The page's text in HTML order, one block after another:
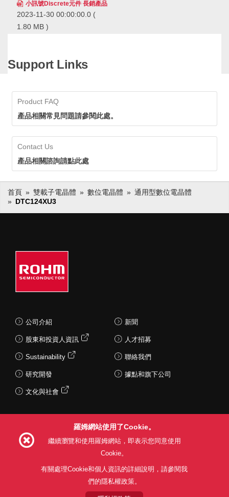
小訊號Discrete元件 長銷產品
2023-11-30 00:00:00.0 (
1.80 MB )
經超過600億個，擁有領先業
生命週期長的應用中也可以放
心採用。
ROHM的小訊號Discrete元件長銷
個，擁有領先業界的供貨實績。
ROHM透過確保穩定的生產和供
應，即使在生命週期長的應用中也
可以放心採用。
Support Links
Product FAQ
產品相關常見問題請參閱此處。
Contact Us
產品相關諮詢請點此處
首頁 雙載子電晶體 數位電晶體
通用型數位電晶體
DTC124XU3
公司介紹
股東和投資人資訊
Sustainability
研究開發
文化與社會
新聞
人才招募
聯絡我們
據點和旗下公司
利用目的 隱私權政策
羅姆網站使用了Cookie。
繼續瀏覽和使用羅姆網站，即表示您同意使用
Cookie。
有關處理Cookie和個人資訊的詳細說明，請參閱我
們的隱私權政策。